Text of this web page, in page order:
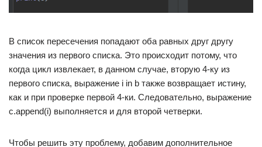
В список пересечения попадают оба равных друг другу
значения из первого списка. Это происходит потому, что
когда цикл извлекает, в данном случае, вторую 4-ку из
первого списка, выражение i in b также возвращает истину,
как и при проверке первой 4-ки. Следовательно, выражение
c.append(i) выполняется и для второй четверки.
Чтобы решить эту проблему, добавим дополнительное